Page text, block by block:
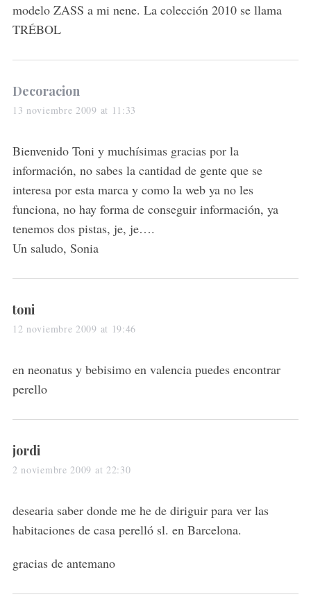
modelo ZASS a mi nene. La colección 2010 se llama
TRÉBOL
s
a
s
:
Decoracion
13 noviembre 2009 at 11:33
Bienvenido Toni y muchísimas gracias por la
información, no sabes la cantidad de gente que se
interesa por esta marca y como la web ya no les
funciona, no hay forma de conseguir información, ya
tenemos dos pistas, je, je….
Un saludo, Sonia
s
a
s
:
toni
12 noviembre 2009 at 19:46
en neonatus y bebisimo en valencia puedes encontrar
perello
s
a
s
:
jordi
2 noviembre 2009 at 22:30
desearia saber donde me he de diriguir para ver las
habitaciones de casa perelló sl. en Barcelona.
gracias de antemano